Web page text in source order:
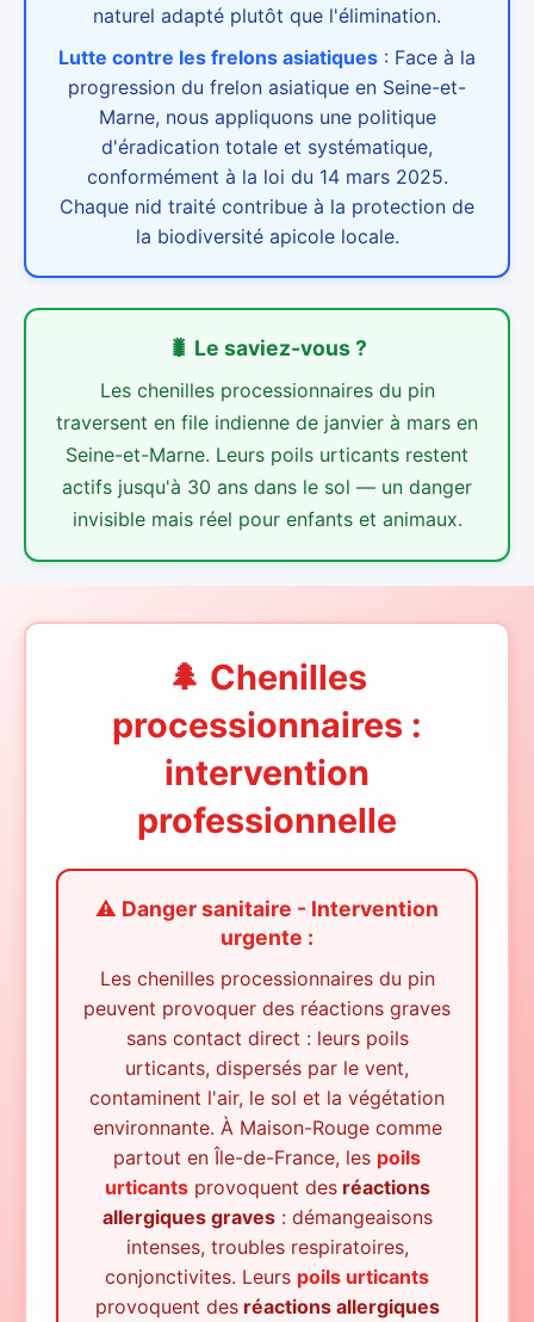
naturel adapté plutôt que l'élimination.
Lutte contre les frelons asiatiques : Face à la
progression du frelon asiatique en Seine-et-
Marne, nous appliquons une politique
d'éradication totale et systématique,
conformément à la loi du 14 mars 2025.
Chaque nid traité contribue à la protection de
la biodiversité apicole locale.
🐛 Le saviez-vous ?
Les chenilles processionnaires du pin
traversent en file indienne de janvier à mars en
Seine-et-Marne. Leurs poils urticants restent
actifs jusqu'à 30 ans dans le sol — un danger
invisible mais réel pour enfants et animaux.
🌲 Chenilles
processionnaires :
intervention
professionnelle
⚠️ Danger sanitaire - Intervention
urgente :
Les chenilles processionnaires du pin
peuvent provoquer des réactions graves
sans contact direct : leurs poils
urticants, dispersés par le vent,
contaminent l'air, le sol et la végétation
environnante. À Maison-Rouge comme
partout en Île-de-France, les poils
urticants provoquent desréactions
allergiques graves : démangeaisons
intenses, troubles respiratoires,
conjonctivites. Leurs poils urticants
provoquent desréactions allergiques